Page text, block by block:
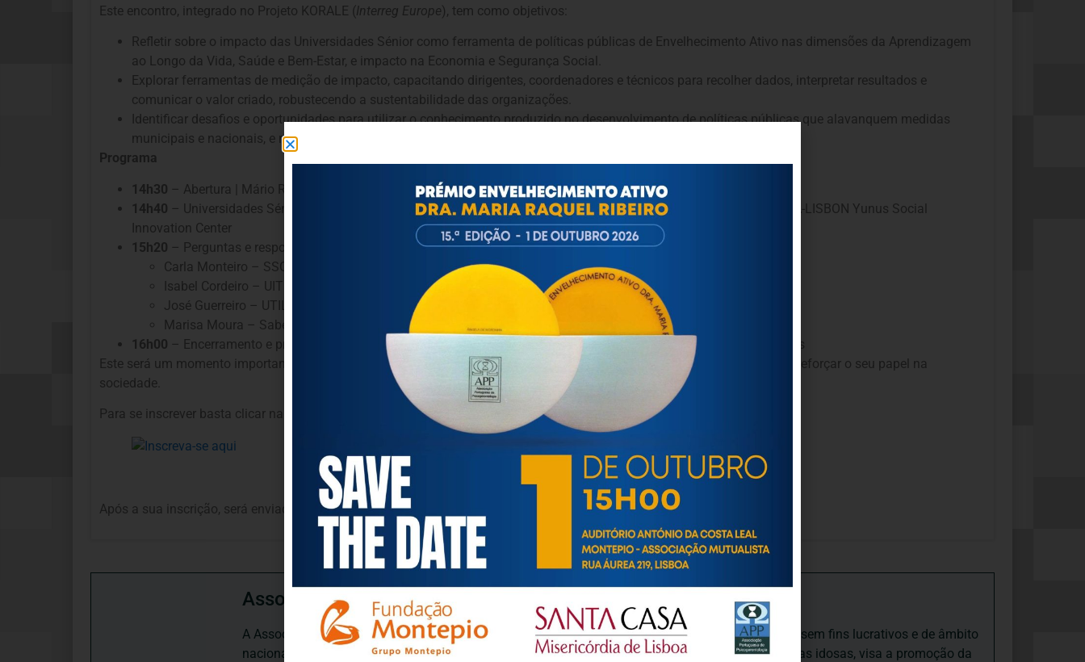
Este encontro, integrado no Projeto KORALE (Interreg Europe), tem como objetivos:
Refletir sobre o impacto das Universidades Sénior como ferramenta de políticas públicas de Envelhecimento Ativo nas dimensões da Aprendizagem
ao Longo da Vida, Saúde e Bem-Estar, e impacto na Economia e Segurança Social.
Explorar ferramentas de medição de impacto, capacitando dirigentes, coordenadores e técnicos para recolher dados, interpretar resultados e
comunicar o valor criado, robustecendo a sustentabilidade das organizações.
Identificar desafios e oportunidades para utilizar o conhecimento produzido no desenvolvimento de políticas públicas que alavanquem medidas
municipais e nacionais, e respetivos financiamentos.
Programa
14h30 – Abertura | Mário Rui André, Programa Lisboa, Cidade Com Vida para Todas as Idades
14h40 – Universidades Sénior: Medir Impactos, Sonhar Futuros | Frederico Fezas Vital, Diretor Executivo do CATÓLICA-LISBON Yunus Social
Innovation Center
15h20 – Perguntas e respostas
Carla Monteiro – SSCML (Serviços Sociais da CML)
Isabel Cordeiro – UITI (Fundação Celeste e Herberto de Miranda)
José Guerreiro – UTIL (Junta de Freguesia do Lumiar)
Marisa Moura – Saber Maior (Junta de Freguesia de Santa Maria Maior)
16h00 – Encerramento e próximos passos| Mário Rui André, Programa Lisboa, Cidade Com Vida para Todas as Idades
Este será um momento importante para
pensar em conjunto como tornar mais visível o valor das Universidades Sénior
e reforçar o seu papel na
sociedade.
Para se inscrever basta clicar na imagem abaixo (tecla ctrl + botão direito do rato):
Após a sua inscrição, será enviado um email com o link de acesso ao
Associação Portuguesa de Psicogerontologia
A Associação Portuguesa de Psicogerontologia-APP, Instituição Particular de Solidariedade Social sem fins lucrativos e de âmbito
nacional, dedica-se às questões biopsicológicas e sociais inerentes ao envelhecimento e às pessoas idosas, visa a promoção da